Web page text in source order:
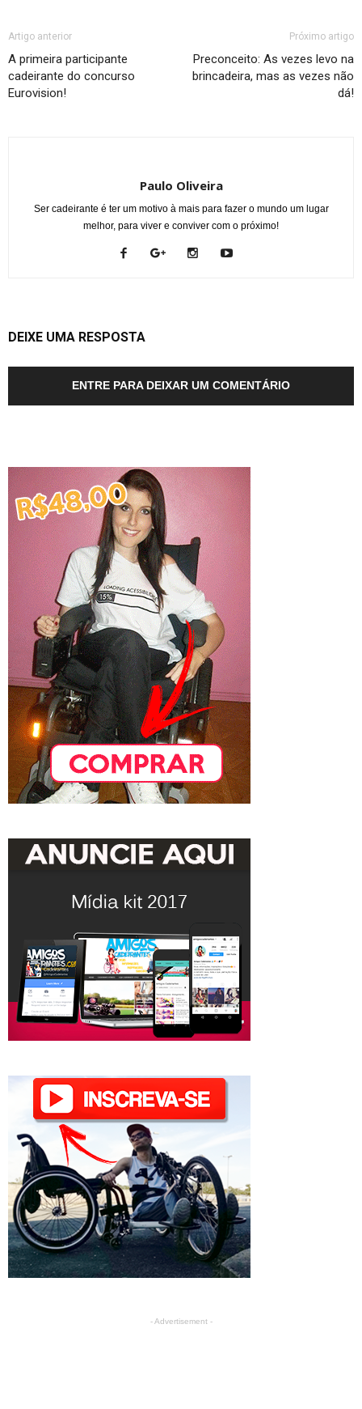
Artigo anterior
A primeira participante
cadeirante do concurso
Eurovision!
Próximo artigo
Preconceito: As vezes levo na
brincadeira, mas as vezes não
dá!
Paulo Oliveira
Ser cadeirante é ter um motivo à mais para fazer o mundo um lugar
melhor, para viver e conviver com o próximo!
DEIXE UMA RESPOSTA
ENTRE PARA DEIXAR UM COMENTÁRIO
- Advertisement -